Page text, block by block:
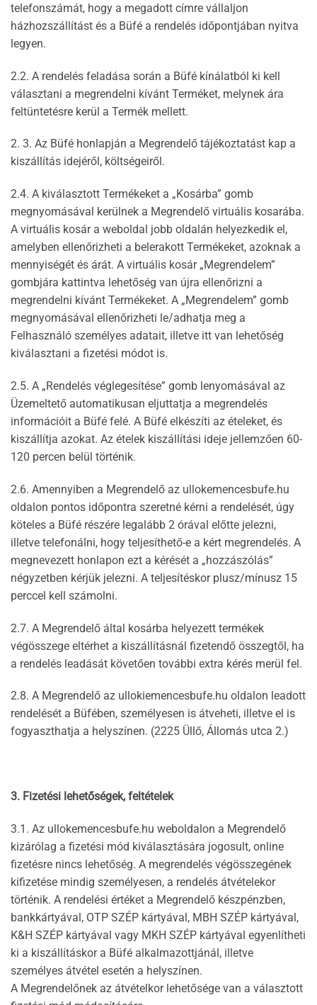
telefonszámát, hogy a megadott címre vállaljon
házhozszállítást és a Büfé a rendelés időpontjában nyitva
legyen.
2.2. A rendelés feladása során a Büfé kínálatból ki kell
választani a megrendelni kívánt Terméket, melynek ára
feltüntetésre kerül a Termék mellett.
2. 3. Az Büfé honlapján a Megrendelő tájékoztatást kap a
kiszállítás idejéről, költségeiről.
2.4. A kiválasztott Termékeket a „Kosárba” gomb
megnyomásával kerülnek a Megrendelő virtuális kosarába.
A virtuális kosár a weboldal jobb oldalán helyezkedik el,
amelyben ellenőrizheti a belerakott Termékeket, azoknak a
mennyiségét és árát. A virtuális kosár „Megrendelem”
gombjára kattintva lehetőség van újra ellenőrizni a
megrendelni kívánt Termékeket. A „Megrendelem” gomb
megnyomásával ellenőrizheti le/adhatja meg a
Felhasználó személyes adatait, illetve itt van lehetőség
kiválasztani a fizetési módot is.
2.5. A „Rendelés véglegesítése” gomb lenyomásával az
Üzemeltető automatikusan eljuttatja a megrendelés
információit a Büfé felé. A Büfé elkészíti az ételeket, és
kiszállítja azokat. Az ételek kiszállítási ideje jellemzően 60-
120 percen belül történik.
2.6. Amennyiben a Megrendelő az ullokemencesbufe.hu
oldalon pontos időpontra szeretné kérni a rendelését, úgy
köteles a Büfé részére legalább 2 órával előtte jelezni,
illetve telefonálni, hogy teljesíthető-e a kért megrendelés. A
megnevezett honlapon ezt a kérését a „hozzászólás”
négyzetben kérjük jelezni. A teljesítéskor plusz/mínusz 15
perccel kell számolni.
2.7. A Megrendelő által kosárba helyezett termékek
végösszege eltérhet a kiszállításnál fizetendő összegtől, ha
a rendelés leadását követően további extra kérés merül fel.
2.8. A Megrendelő az ullokiemencesbufe.hu oldalon leadott
rendelését a Büfében, személyesen is átveheti, illetve el is
fogyaszthatja a helyszínen. (2225 Üllő, Állomás utca 2.)
3. Fizetési lehetőségek, feltételek
3.1. Az ullokemencesbufe.hu weboldalon a Megrendelő
kizárólag a fizetési mód kiválasztására jogosult, online
fizetésre nincs lehetőség. A megrendelés végösszegének
kifizetése mindig személyesen, a rendelés átvételekor
történik. A rendelési értéket a Megrendelő készpénzben,
bankkártyával, OTP SZÉP kártyával, MBH SZÉP kártyával,
K&H SZÉP kártyával vagy MKH SZÉP kártyával egyenlítheti
ki a kiszállításkor a Büfé alkalmazottjánál, illetve
személyes átvétel esetén a helyszínen.
A Megrendelőnek az átvételkor lehetősége van a választott